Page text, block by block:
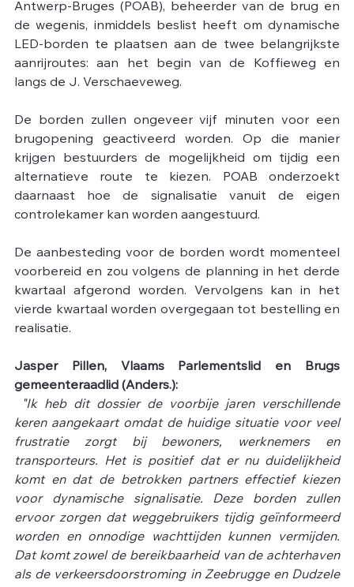
Antwerp-Bruges (POAB), beheerder van de brug en
de wegenis, inmiddels beslist heeft om dynamische
LED-borden te plaatsen aan de twee belangrijkste
aanrijroutes: aan het begin van de Koffieweg en
langs de J. Verschaeveweg.
De borden zullen ongeveer vijf minuten voor een
brugopening geactiveerd worden. Op die manier
krijgen bestuurders de mogelijkheid om tijdig een
alternatieve route te kiezen. POAB onderzoekt
daarnaast hoe de signalisatie vanuit de eigen
controlekamer kan worden aangestuurd.
De aanbesteding voor de borden wordt momenteel
voorbereid en zou volgens de planning in het derde
kwartaal afgerond worden. Vervolgens kan in het
vierde kwartaal worden overgegaan tot bestelling en
realisatie.
Jasper Pillen, Vlaams Parlementslid en Brugs
gemeenteraadlid (Anders.):
"Ik heb dit dossier de voorbije jaren verschillende
keren aangekaart omdat de huidige situatie voor veel
frustratie zorgt bij bewoners, werknemers en
transporteurs. Het is positief dat er nu duidelijkheid
komt en dat de betrokken partners effectief kiezen
voor dynamische signalisatie. Deze borden zullen
ervoor zorgen dat weggebruikers tijdig geïnformeerd
worden en onnodige wachttijden kunnen vermijden.
Dat komt zowel de bereikbaarheid van de achterhaven
als de verkeersdoorstroming in Zeebrugge en Dudzele